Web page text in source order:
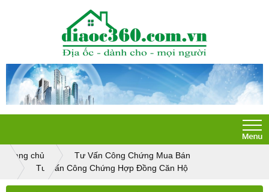
Trang chủ
Tư Vấn Công Chứng Mua Bán
Tư Vấn Công Chứng Hợp Đồng Căn Hộ